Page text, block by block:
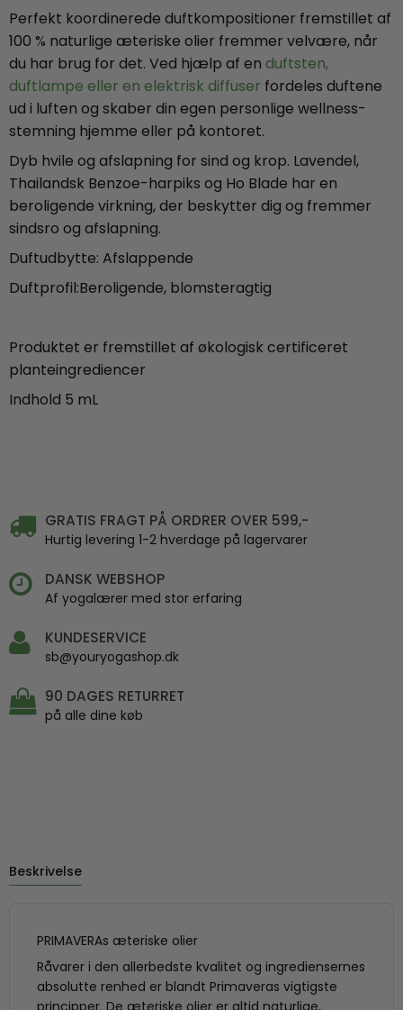
Perfekt koordinerede duftkompositioner fremstillet af
100 % naturlige æteriske olier fremmer velvære, når
du har brug for det. Ved hjælp af en duftsten,
duftlampe eller en elektrisk diffuser fordeles duftene
ud i luften og skaber din egen personlige wellness-
stemning hjemme eller på kontoret.
Dyb hvile og afslapning for sind og krop. Lavendel,
Thailandsk Benzoe-harpiks og Ho Blade har en
beroligende virkning, der beskytter dig og fremmer
sindsro og afslapning.
Duftudbytte: Afslappende
Duftprofil:Beroligende, blomsteragtig
Produktet er fremstillet af økologisk certificeret
planteingrediencer
Indhold 5 mL
GRATIS FRAGT PÅ ORDRER OVER 599,-
Hurtig levering 1-2 hverdage på lagervarer
DANSK WEBSHOP
Af yogalærer med stor erfaring
KUNDESERVICE
sb@youryogashop.dk
90 DAGES RETURRET
på alle dine køb
Beskrivelse
PRIMAVERAs æteriske olier
Råvarer i den allerbedste kvalitet og ingrediensernes
absolutte renhed er blandt Primaveras vigtigste
principper. De æteriske olier er altid naturlige,